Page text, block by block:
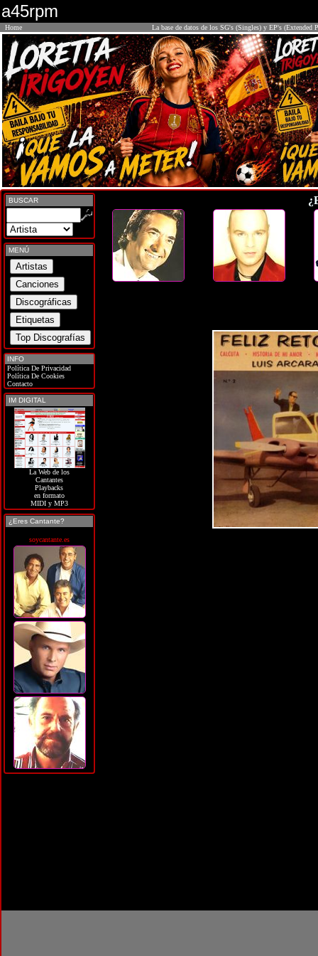
a45rpm
Home La base de datos de los SG's (Singles) y EP's (Extended
BUSCAR
MENÚ
INFO
Política De Privacidad
Política De Cookies
Contacto
IM DIGITAL
La Web de los
Cantantes
Playbacks
en formato
MIDI y MP3
¿Eres Cantante?
soycantante.es